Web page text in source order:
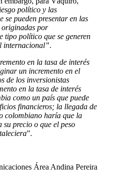
político y las
se pueden presentar en las
originadas por
tipo político que se generen
internacional”.
en la tasa de interés
un incremento en el
de los inversionistas
en la tasa de interés
como un país que puede
financieros; la llegada de
colombiano haría que la
su precio o que el peso
”.
Área Andina Pereira